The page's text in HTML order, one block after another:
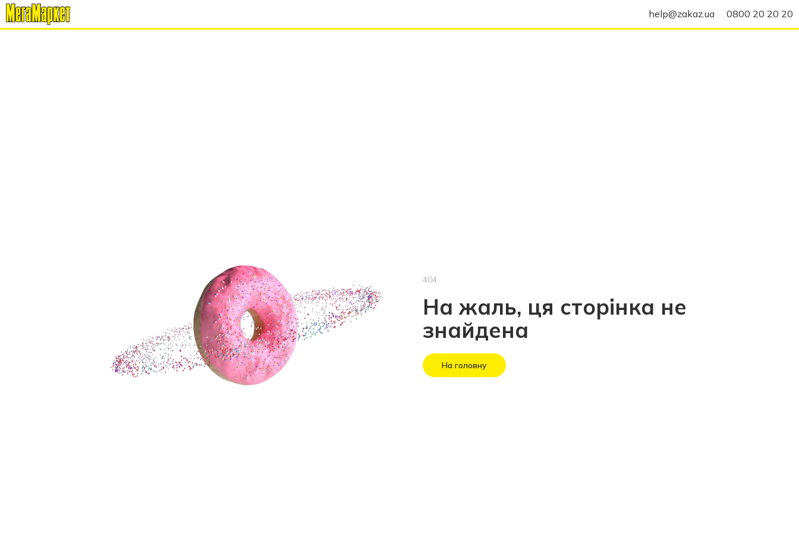
help@zakaz.ua 0800 20 20 20
404
На жаль, ця сторінка не
знайдена
На головну